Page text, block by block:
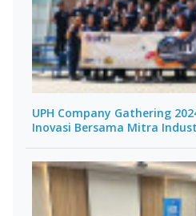
UPH Company Gathering
Inovasi Bersama Mitra